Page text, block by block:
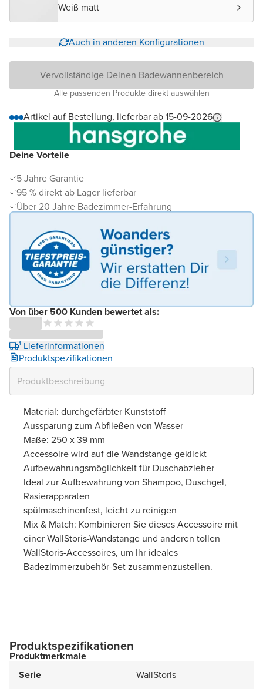
Deine Vorteile
5 Jahre Garantie
95 % direkt ab Lager lieferbar
Über 20 Jahre Badezimmer-Erfahrung
Von über 500 Kunden bewertet als:
¹ Lieferinformationen
Produktspezifikationen
Weiß matt
Auch in anderen Konfigurationen
Vervollständige Deinen Badewannenbereich
Alle passenden Produkte direkt auswählen
Artikel auf Bestellung, lieferbar ab 15-09-2026
Material: durchgefärbter Kunststoff
Aussparung zum Abfließen von Wasser
Maße: 250 x 39 mm
Accessoire wird auf die Wandstange geklickt
Aufbewahrungsmöglichkeit für Duschabzieher
Ideal zur Aufbewahrung von Shampoo, Duschgel,
Rasierapparaten
spülmaschinenfest, leicht zu reinigen
Mix & Match: Kombinieren Sie dieses Accessoire mit
einer WallStoris-Wandstange und anderen tollen
WallStoris-Accessoires, um Ihr ideales
Badezimmerzubehör-Set zusammenzustellen.
Produktspezifikationen
Produktmerkmale
Serie
WallStoris